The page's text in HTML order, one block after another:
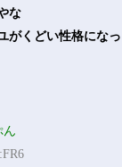
な
がくどい性格になっ
ん